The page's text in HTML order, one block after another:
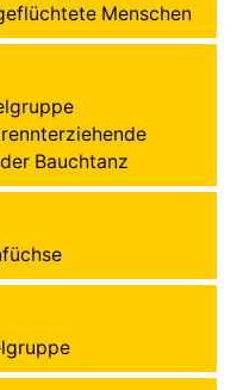
Menschen
Bauchtanz